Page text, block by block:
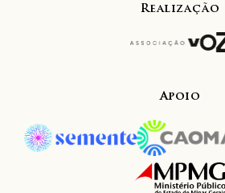
Realização
Apoio